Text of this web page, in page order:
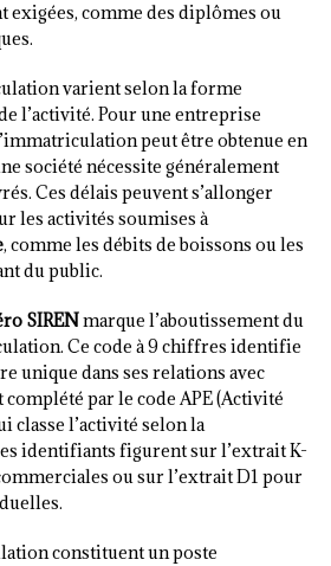
exigées, comme des diplômes ou
varient selon la forme
l’activité. Pour une entreprise
peut être obtenue en
société nécessite généralement
Ces délais peuvent s’allonger
les activités soumises à
, comme les débits de boissons ou les
du public.
SIRENmarque l’aboutissement du
Ce code à 9 chiffres identifie
unique dans ses relations avec
par le code APE (Activité
classe l’activité selon la
identifiants figurent sur l’extrait K-
ou sur l’extrait D1 pour
constituent un poste